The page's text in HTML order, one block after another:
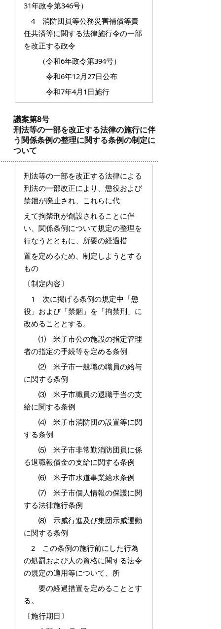
31年政令第346号）
4 消防団員等公務災害補償等責
任共済等に関する法律施行令の一部
を改正する政令
（令和6年政令第394号）
令和6年12月27日公布
令和7年4月1日施行
議案第8号
刑法等の一部を改正する法律の施行に伴
う関係条例の整理に関する条例の制定に
ついて
刑法等の一部を改正する法律による
刑法の一部改正により、懲役および
禁錮が廃止され、これらに代
えて拘禁刑が創設されることに伴
い、関係条例について規定の整理を
行なうとともに、所要の経過措
置を定めるため、制定しようとする
もの
〔制定内容〕
1 次に掲げる条例の規定中「懲
役」および「禁錮」を「拘禁刑」に
改めることとする。
⑴ 米子市公の施設の指定管理
者の指定の手続等を定める条例
⑵ 米子市一般職の職員の給与
に関する条例
⑶ 米子市職員の退職手当の支
給に関する条例
⑷ 米子市消防団の設置等に関
する条例
⑸ 米子市非常勤消防団員に係
る退職報償金の支給に関する条例
⑹ 米子市水道事業給水条例
⑺ 米子市個人情報の保護に関
する法律施行条例
⑻ 示威行進及び集団示威運動
に関する条例
2 この条例の施行前にした行為
の処罰および人の資格に関する法令
の規定の適用等について、所
要の経過措置を定めることとす
る。
〔施行期日〕